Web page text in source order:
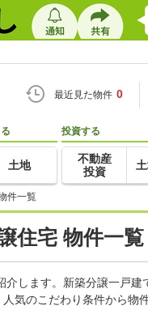
最近見た物件 0
土地
投資する
不動産
投資
件一覧
住宅 物件一覧
します。新築分譲一戸
気のこだわり条件から物